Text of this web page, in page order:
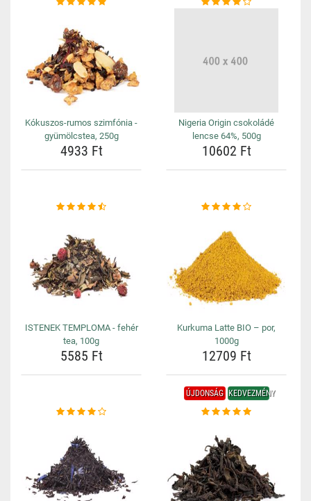
Kókuszos-rumos szimfónia -
gyümölcstea, 250g
4933 Ft
Nigeria Origin csokoládé
lencse 64%, 500g
10602 Ft
ISTENEK TEMPLOMA - fehér
tea, 100g
5585 Ft
Kurkuma Latte BIO – por,
1000g
12709 Ft
ÚJDONSÁG KEDVEZMÉNY